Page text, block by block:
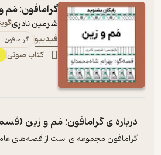
گرامافون:
شرمین نادری
فیدیبو
کتاب صوتی
درباره یگرامافون: مَم و زین
گرامافون مجموعه‌ای است از قصه‌های